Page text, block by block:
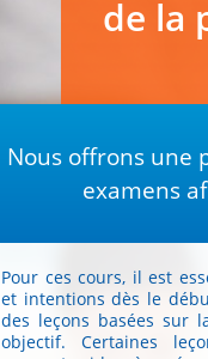
de la
Nous offrons une
examens
Pour ces cours, il est
et intentions dès le
des leçons basées sur
objectif. Certaines